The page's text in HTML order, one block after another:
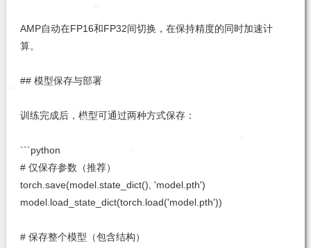
AMP自动在FP16和FP32间切换，在保持精度的同时加速计
算。
## 模型保存与部署
训练完成后，模型可通过两种方式保存：
```python
# 仅保存参数（推荐）
torch.save(model.state_dict(), 'model.pth')
model.load_state_dict(torch.load('model.pth'))
# 保存整个模型（包含结构）